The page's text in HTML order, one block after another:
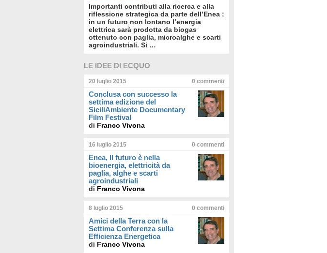
Importanti contributi alla ricerca e alla
riflessione strategica da parte dell’Enea :
in un futuro non lontano l’energia
elettrica sarà prodotta da biogas
ottenuto con paglia, microalghe e scarti
agroindustriali. Si …
LE IDEE DI ECQUO
20 luglio 2015 0 commenti
Conclusa con successo la
settima edizione del
SiciliAmbiente Documentary
Film Festival
di Franco Vivona
16 luglio 2015 0 commenti
Enea, Il futuro è nella
bioenergia, elettricità da
paglia, alghe e scarti
agroindustriali
di Franco Vivona
8 luglio 2015 0 commenti
Amici della Terra con la
Settima Conferenza sulla
Efficienza Energetica
di Franco Vivona